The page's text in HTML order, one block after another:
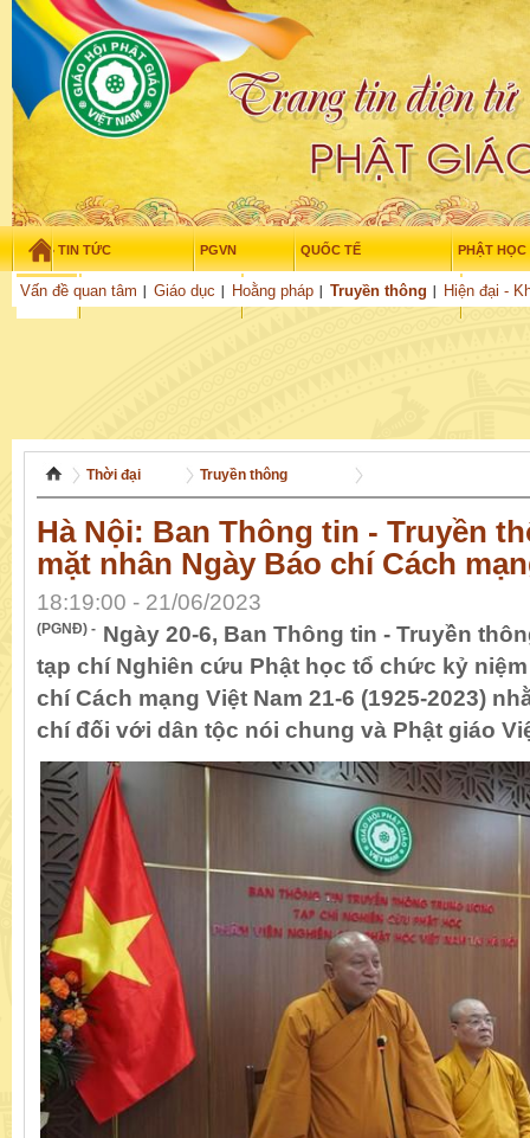
TIN TỨC PGVN QUỐC TẾ PHẬT HỌC
THỜI ĐẠI
Vấn đề quan tâm Giáo dục Hoằng pháp Truyền thông Hiện đại -
TUỔI TRẺ NGHIÊN CỨU VĂN HỌC
Thứ bảy - 8/08/2026 – 17 :22: 33
Thời đại Truyền thông
Hà Nội: Ban Thông tin - Truyền
mặt nhân Ngày Báo chí Cách
18:19:00 - 21/06/2023
(PGNĐ) - Ngày 20-6, Ban Thông tin - Truyền
tạp chí Nghiên cứu Phật học tổ chức kỷ
chí Cách mạng Việt Nam 21-6 (1925-2023)
chí đối với dân tộc nói chung và Phật giáo